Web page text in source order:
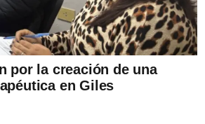
por la creación de una
en Giles